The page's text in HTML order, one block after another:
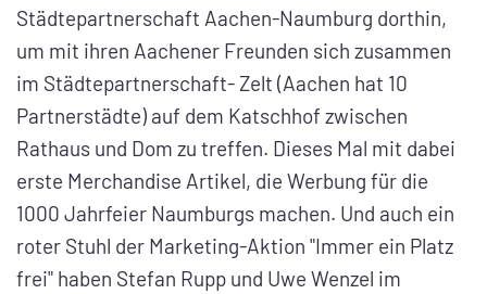
Städtepartnerschaft Aachen-Naumburg dorthin,
um mit ihren Aachener Freunden sich zusammen
im Städtepartnerschaft- Zelt (Aachen hat 10
Partnerstädte) auf dem Katschhof zwischen
Rathaus und Dom zu treffen. Dieses Mal mit dabei
erste Merchandise Artikel, die Werbung für die
1000 Jahrfeier Naumburgs machen. Und auch ein
roter Stuhl der Marketing-Aktion "Immer ein Platz
frei" haben Stefan Rupp und Uwe Wenzel im